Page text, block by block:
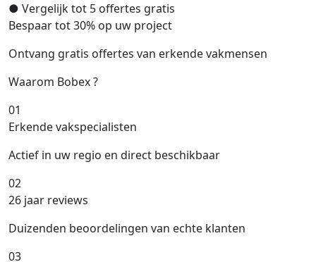
● Vergelijk tot 5 offertes gratis
Bespaar tot 30% op uw project
Ontvang gratis offertes van erkende vakmensen
Waarom Bobex ?
01
Erkende vakspecialisten
Actief in uw regio en direct beschikbaar
02
26 jaar reviews
Duizenden beoordelingen van echte klanten
03